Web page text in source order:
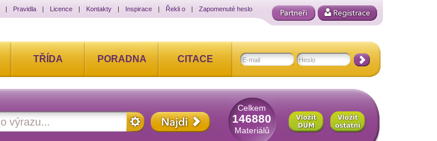
| Pravidla | Licence | Kontakty | Inspirace | Řekli o | Zapomenuté heslo
TŘÍDA PORADNA CITACE
Celkem
146880
Materiálů